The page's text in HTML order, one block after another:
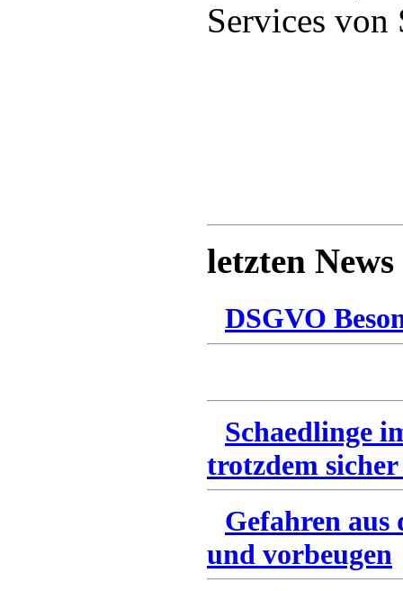
Services von
letzten News
DSGVO
Schaedlinge
trotzdem
Gefahren
und vorbeugen